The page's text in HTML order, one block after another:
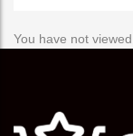
You have not